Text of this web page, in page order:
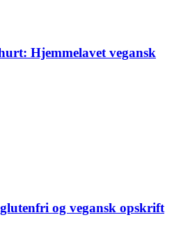
Hjemmelavet vegansk
og vegansk opskrift